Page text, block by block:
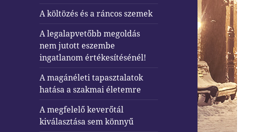
A költözés és a ráncos szemek
A legalapvetőbb megoldás
nem jutott eszembe
ingatlanom értékesítésénél!
A magánéleti tapasztalatok
hatása a szakmai életemre
A megfelelő keverőtál
kiválasztása sem könnyű